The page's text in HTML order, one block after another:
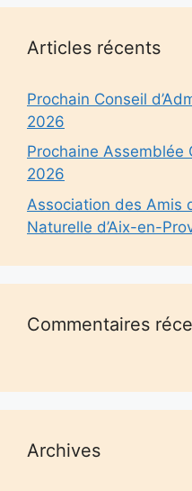
Articles récents
Prochain Conseil
2026
Prochaine Assemblée
2026
Association des Amis
Naturelle d’Aix-en-
Commentaires
Archives